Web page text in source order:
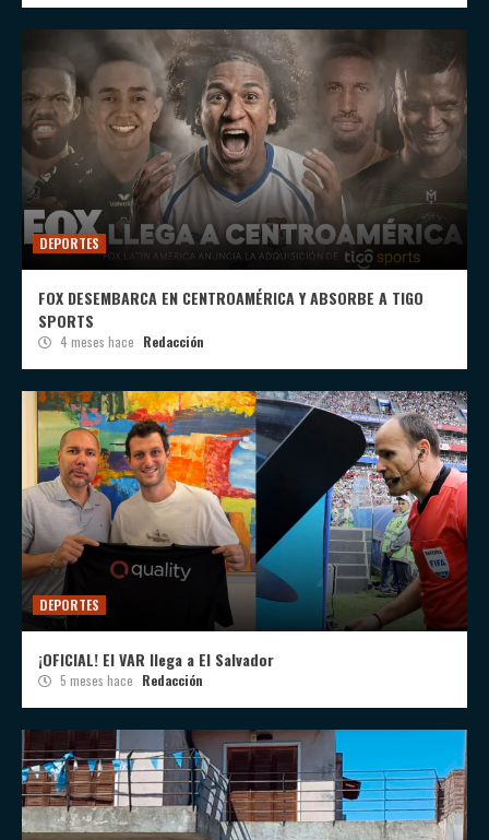
DEPORTES
FOX DESEMBARCA EN CENTROAMÉRICA Y ABSORBE A TIGO
SPORTS
4 meses hace Redacción
DEPORTES
¡OFICIAL! El VAR llega a El Salvador
5 meses hace Redacción